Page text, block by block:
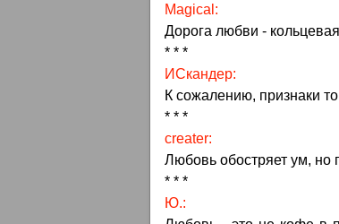
Magical:
Дорога любви -
* * *
ИСкандер:
К сожалению, признаки
* * *
creater:
Любовь обостряет ум, но
* * *
Ю.: